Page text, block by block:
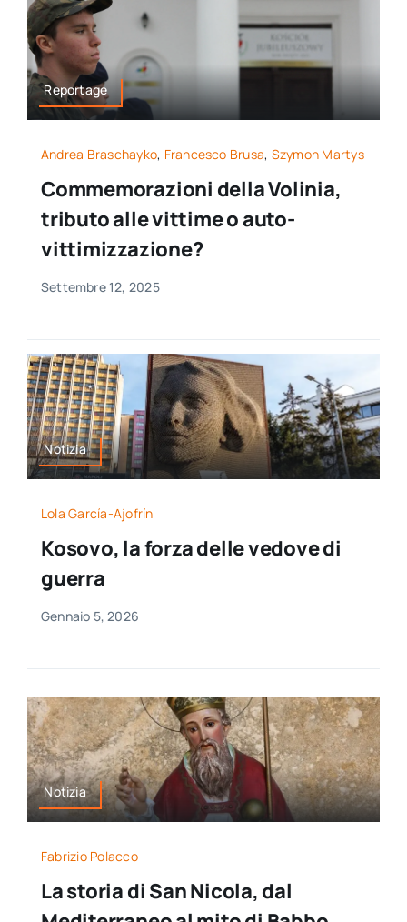
Reportage
Andrea Braschayko, Francesco Brusa, Szymon Martys
Commemorazioni della Volinia,
tributo alle vittime o auto-
vittimizzazione?
Settembre 12, 2025
Notizia
Lola García-Ajofrín
Kosovo, la forza delle vedove di
guerra
Gennaio 5, 2026
Notizia
Fabrizio Polacco
La storia di San Nicola, dal